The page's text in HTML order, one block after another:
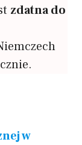
zdatna do
w